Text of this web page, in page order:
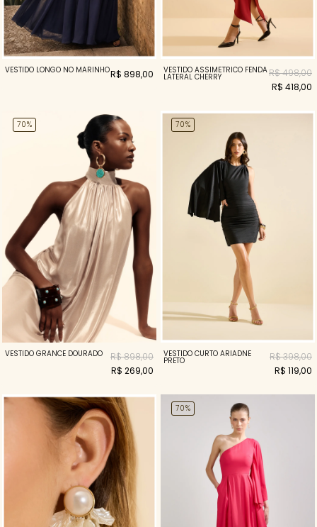
VESTIDO LONGO NÓ MARINHOR$ 898,00 VESTIDO ASSIMÉTRICO FENDA
LATERAL CHERRY
R$ 498,00
R$ 418,00
70%
VESTIDO GRANCE DOURADO
R$ 898,00
R$ 269,00
70%
VESTIDO CURTO ARIADNE
PRETO
R$ 398,00
R$ 119,00
70%